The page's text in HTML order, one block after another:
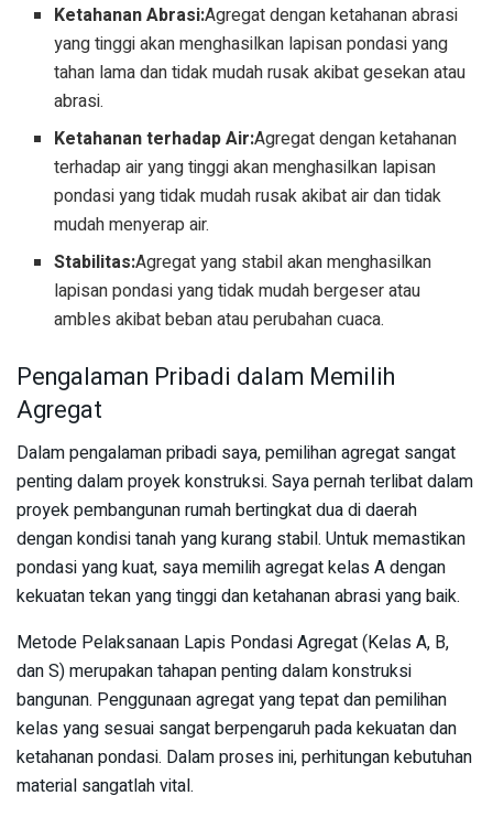
Ketahanan Abrasi:Agregat dengan ketahanan abrasi
yang tinggi akan menghasilkan lapisan pondasi yang
tahan lama dan tidak mudah rusak akibat gesekan atau
abrasi.
Ketahanan terhadap Air:Agregat dengan ketahanan
terhadap air yang tinggi akan menghasilkan lapisan
pondasi yang tidak mudah rusak akibat air dan tidak
mudah menyerap air.
Stabilitas:Agregat yang stabil akan menghasilkan
lapisan pondasi yang tidak mudah bergeser atau
ambles akibat beban atau perubahan cuaca.
Pengalaman Pribadi dalam Memilih
Agregat
Dalam pengalaman pribadi saya, pemilihan agregat sangat
penting dalam proyek konstruksi. Saya pernah terlibat dalam
proyek pembangunan rumah bertingkat dua di daerah
dengan kondisi tanah yang kurang stabil. Untuk memastikan
pondasi yang kuat, saya memilih agregat kelas A dengan
kekuatan tekan yang tinggi dan ketahanan abrasi yang baik.
Metode Pelaksanaan Lapis Pondasi Agregat (Kelas A, B,
dan S) merupakan tahapan penting dalam konstruksi
bangunan. Penggunaan agregat yang tepat dan pemilihan
kelas yang sesuai sangat berpengaruh pada kekuatan dan
ketahanan pondasi. Dalam proses ini, perhitungan kebutuhan
material sangatlah vital.